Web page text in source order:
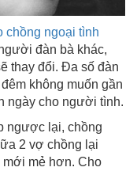
chồng ngoại tình
đàn bà khác,
thay đổi. Đa số đàn
không muốn gần
ngày cho người tình.
ngược lại, chồng
2 vợ chồng lại
mẻ hơn. Cho